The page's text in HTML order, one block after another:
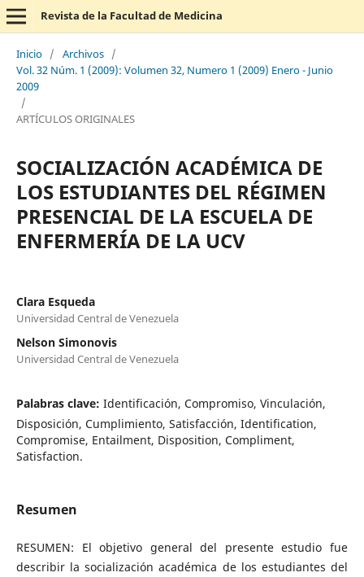
Revista de la Facultad de Medicina
Inicio / Archivos /
Vol. 32 Núm. 1 (2009): Volumen 32, Numero 1 (2009) Enero - Junio
2009
/
ARTÍCULOS ORIGINALES
SOCIALIZACIÓN ACADÉMICA DE
LOS ESTUDIANTES DEL RÉGIMEN
PRESENCIAL DE LA ESCUELA DE
ENFERMERÍA DE LA UCV
Clara Esqueda
Universidad Central de Venezuela
Nelson Simonovis
Universidad Central de Venezuela
Palabras clave: Identificación, Compromiso, Vinculación,
Disposición, Cumplimiento, Satisfacción, Identification,
Compromise, Entailment, Disposition, Compliment,
Satisfaction.
Resumen
RESUMEN: El objetivo general del presente estudio fue
describir la socialización académica de los estudiantes del